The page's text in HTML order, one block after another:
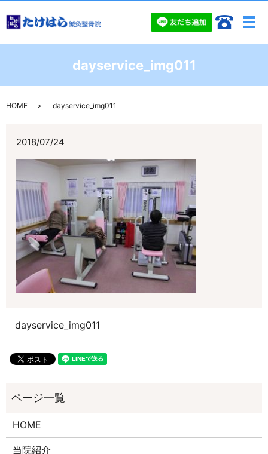
メ
dayservice_img011
HOME dayservice_img011
2018/07/24
dayservice_img011
HOME
当院紹介